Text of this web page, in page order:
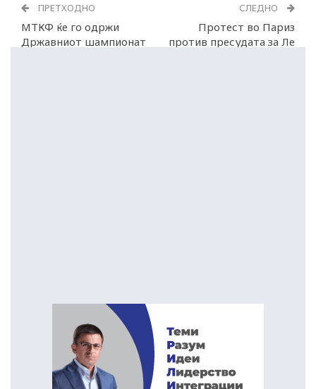
ПРЕТХОДНО
МТКФ ќе го одржи
Државниот шампионат
СЛЕДНО
Протест во Париз
против пресудата за Ле